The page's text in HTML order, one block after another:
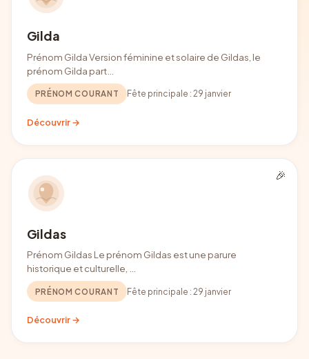
Gilda
Prénom Gilda Version féminine et solaire de Gildas, le
prénom Gilda part…
PRÉNOM COURANT Fête principale :29 janvier
Découvrir →
🎉
Gildas
Prénom Gildas Le prénom Gildas est une parure
historique et culturelle, …
PRÉNOM COURANT Fête principale :29 janvier
Découvrir →